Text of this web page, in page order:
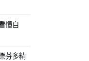
懂自
芬多精